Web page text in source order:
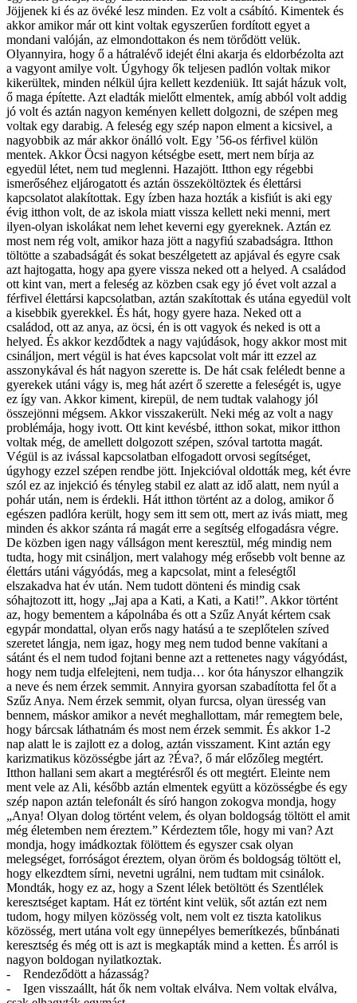
Jöjjenek ki és az övéké lesz minden. Ez volt a csábító. Kimentek és
akkor amikor már ott kint voltak egyszerűen fordított egyet a
mondani valóján, az elmondottakon és nem törődött velük.
Olyannyira, hogy ő a hátralévő idejét élni akarja és eldorbézolta azt
a vagyont amilye volt. Úgyhogy ők teljesen padlón voltak mikor
kikerültek, minden nélkül újra kellett kezdeniük. Itt saját házuk volt,
ő maga építette. Azt eladták mielőtt elmentek, amíg abból volt addig
jó volt és aztán nagyon keményen kellett dolgozni, de szépen meg
voltak egy darabig. A feleség egy szép napon elment a kicsivel, a
nagyobbik az már akkor önálló volt. Egy ’56-os férfivel külön
mentek. Akkor Öcsi nagyon kétségbe esett, mert nem bírja az
egyedül létet, nem tud meglenni. Hazajött. Itthon egy régebbi
ismerőséhez eljárogatott és aztán összeköltöztek és élettársi
kapcsolatot alakítottak. Egy ízben haza hozták a kisfiút is aki egy
évig itthon volt, de az iskola miatt vissza kellett neki menni, mert
ilyen-olyan iskolákat nem lehet keverni egy gyereknek. Aztán ez
most nem rég volt, amikor haza jött a nagyfiú szabadságra. Itthon
töltötte a szabadságát és sokat beszélgetett az apjával és egyre csak
azt hajtogatta, hogy apa gyere vissza neked ott a helyed. A családod
ott kint van, mert a feleség az közben csak egy jó évet volt azzal a
férfivel élettársi kapcsolatban, aztán szakítottak és utána egyedül volt
a kisebbik gyerekkel. És hát, hogy gyere haza. Neked ott a
családod, ott az anya, az öcsi, én is ott vagyok és neked is ott a
helyed. És akkor kezdődtek a nagy vajúdások, hogy akkor most mit
csináljon, mert végül is hat éves kapcsolat volt már itt ezzel az
asszonykával és hát nagyon szerette is. De hát csak feléledt benne a
gyerekek utáni vágy is, meg hát azért ő szerette a feleségét is, ugye
ez így van. Akkor kiment, kirepül, de nem tudtak valahogy jól
összejönni mégsem. Akkor visszakerült. Neki még az volt a nagy
problémája, hogy ivott. Ott kint kevésbé, itthon sokat, mikor itthon
voltak még, de amellett dolgozott szépen, szóval tartotta magát.
Végül is az ivással kapcsolatban elfogadott orvosi segítséget,
úgyhogy ezzel szépen rendbe jött. Injekcióval oldották meg, két évre
szól ez az injekció és tényleg stabil ez alatt az idő alatt, nem nyúl a
pohár után, nem is érdekli. Hát itthon történt az a dolog, amikor ő
egészen padlóra került, hogy sem itt sem ott, mert az ivás miatt, meg
minden és akkor szánta rá magát erre a segítség elfogadásra végre.
De közben igen nagy vállságon ment keresztül, még mindig nem
tudta, hogy mit csináljon, mert valahogy még erősebb volt benne az
élettárs utáni vágyódás, meg a kapcsolat, mint a feleségtől
elszakadva hat év után. Nem tudott dönteni és mindig csak
sóhajtozott itt, hogy „Jaj apa a Kati, a Kati, a Kati!”. Akkor történt
az, hogy bementem a kápolnába és ott a Szűz Anyát kértem csak
egypár mondattal, olyan erős nagy hatású a te szeplőtelen szíved
szeretet lángja, nem igaz, hogy meg nem tudod benne vakítani a
sátánt és el nem tudod fojtani benne azt a rettenetes nagy vágyódást,
hogy nem tudja elfelejteni, nem tudja… kor óta hányszor elhangzik
a neve és nem érzek semmit. Annyira gyorsan szabadította fel őt a
Szűz Anya. Nem érzek semmit, olyan furcsa, olyan üresség van
bennem, máskor amikor a nevét meghallottam, már remegtem bele,
hogy bárcsak láthatnám és most nem érzek semmit. És akkor 1-2
nap alatt le is zajlott ez a dolog, aztán visszament. Kint aztán egy
karizmatikus közösségbe járt az ?Éva?, ő már előzőleg megtért.
Itthon hallani sem akart a megtérésről és ott megtért. Eleinte nem
ment vele az Ali, később aztán elmentek együtt a közösségbe és egy
szép napon aztán telefonált és síró hangon zokogva mondja, hogy
„Anya! Olyan dolog történt velem, és olyan boldogság töltött el amit
még életemben nem éreztem.” Kérdeztem tőle, hogy mi van? Azt
mondja, hogy imádkoztak fölöttem és egyszer csak olyan
melegséget, forróságot éreztem, olyan öröm és boldogság töltött el,
hogy elkezdtem sírni, nevetni ugrálni, nem tudtam mit csinálok.
Mondták, hogy ez az, hogy a Szent lélek betöltött és Szentlélek
keresztséget kaptam. Hát ez történt kint velük, sőt aztán ezt nem
tudom, hogy milyen közösség volt, nem volt ez tiszta katolikus
közösség, mert utána volt egy ünnepélyes bemerítkezés, bűnbánati
keresztség és még ott is azt is megkapták mind a ketten. És arról is
nagyon boldogan nyilatkoztak.
- Rendeződött a házasság?
- Igen visszaállt, hát ők nem voltak elválva. Nem voltak elválva,